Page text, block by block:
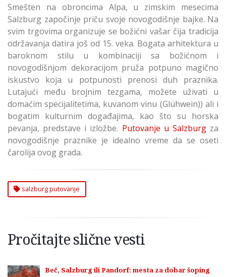
Smešten na obroncima Alpa, u zimskim mesecima
Salzburg započinje priču svoje novogodišnje bajke. Na
svim trgovima organizuje se božićni vašar čija tradicija
održavanja datira još od 15. veka. Bogata arhitektura u
baroknom stilu u kombinaciji sa božićnom i
novogodišnjom dekoracijom pruža potpuno magično
iskustvo koja u potpunosti prenosi duh praznika.
Lutajući među brojnim tezgama, možete uživati u
domaćim specijalitetima, kuvanom vinu (Glühwein)) ali i
bogatim kulturnim događajima, kao što su horska
pevanja, predstave i izložbe. Putovanje u Salzburgza
novogodišnje praznike je idealno vreme da se oseti
čarolija ovog grada.
salzburg putovanje
Pročitajte slične vesti
Beč, Salzburg ili Pandorf: mesta za dobar šoping